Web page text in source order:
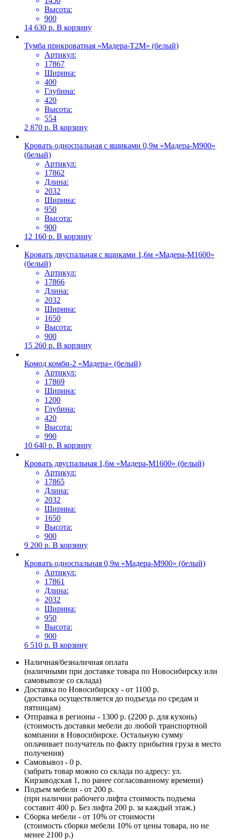
Высота:
900
14 630 р. В корзину
Тумба прикроватная «Мадера-Т2М» (белый)
Артикул:
17867
Ширина:
400
Глубина:
420
Высота:
554
2 870 р. В корзину
Кровать односпальная с ящиками 0,9м «Мадера-М900»
(белый)
Артикул:
17862
Длина:
2032
Ширина:
950
Высота:
900
12 160 р. В корзину
Кровать двуспальная с ящиками 1,6м «Мадера-М1600»
(белый)
Артикул:
17866
Длина:
2032
Ширина:
1650
Высота:
900
15 260 р. В корзину
Комод комби-2 «Мадера» (белый)
Артикул:
17869
Ширина:
1200
Глубина:
420
Высота:
990
10 640 р. В корзину
Кровать двуспальная 1,6м «Мадера-М1600» (белый)
Артикул:
17865
Длина:
2032
Ширина:
1650
Высота:
900
9 200 р. В корзину
Кровать односпальная 0,9м «Мадера-М900» (белый)
Артикул:
17861
Длина:
2032
Ширина:
950
Высота:
900
6 510 р. В корзину
Наличная/безналичная оплата
(наличными при доставке товара по Новосибирску или
самовывозе со склада)
Доставка по Новосибирску - от 1100 р.
(доставка осуществляется до подъезда по средам и
пятницам)
Отправка в регионы - 1300 р. (2200 р. для кухонь)
(стоимость доставки мебели до любой транспортной
компании в Новосибирске. Остальную сумму
оплачивает получатель по факту прибытия груза в место
получения)
Самовывоз - 0 р.
(забрать товар можно со склада по адресу: ул.
Кирзаводская 1, по ранее согласованному времени)
Подъем мебели - от 200 р.
(при наличии рабочего лифта стоимость подъема
составит 400 р. Без лифта 200 р. за каждый этаж.)
Сборка мебели - от 10% от стоимости
(стоимость сборки мебели 10% от цены товара, но не
менее 2100 р.)